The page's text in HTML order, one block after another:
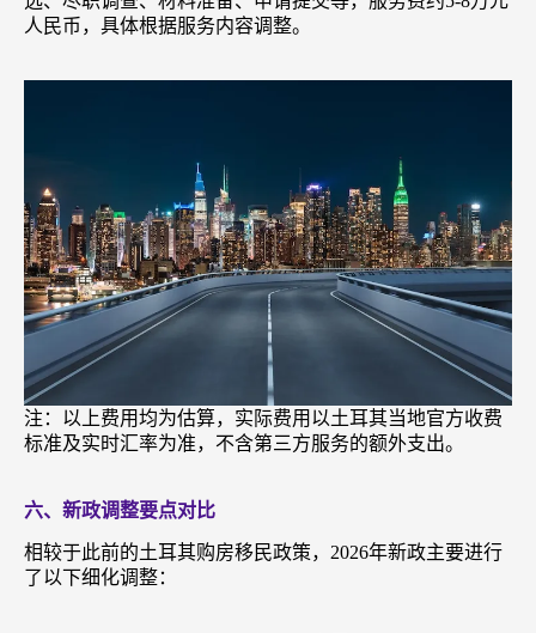
人民币，具体根据服务内容调整。
注：以上费用均为估算，实际费用以土耳其当地官方收费
标准及实时汇率为准，不含第三方服务的额外支出。
六、新政调整要点对比
相较于此前的土耳其购房移民政策，2026年新政主要进行
了以下细化调整：